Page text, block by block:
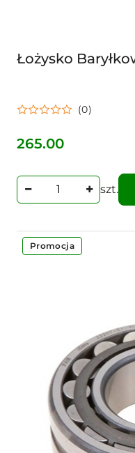
Łożysko
(0)
Cena:
265.00
szt.
Promocja